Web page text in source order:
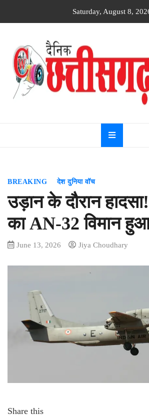
Saturday, August 8,
Dainik
watch
BREAKING देश दुनिया वॉच
उड़ान के दौरान
का AN-32 विमान
June 13, 2026 Jiya Choudhary
Share this